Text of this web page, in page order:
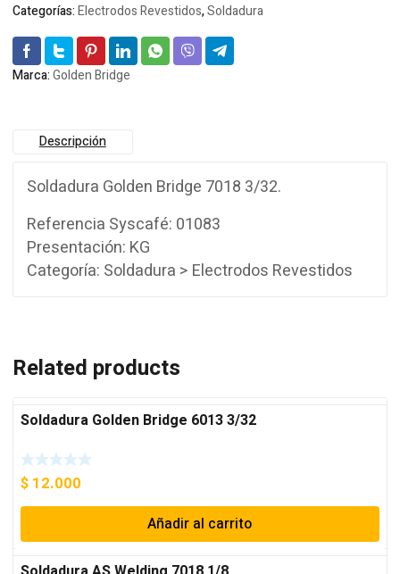
Categorías:Electrodos Revestidos,Soldadura
Marca:Golden Bridge
Descripción
Soldadura Golden Bridge 7018 3/32.
Referencia Syscafé: 01083
Presentación: KG
Categoría: Soldadura > Electrodos Revestidos
Related products
Soldadura Golden Bridge 6013 3/32
$ 12.000
Añadir al carrito